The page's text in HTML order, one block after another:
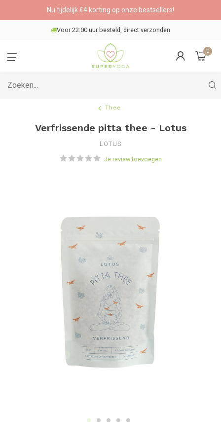
Nu tijdelijk €4 korting op onze bestsellers!
Veilig betalen
0
Thee
Verfrissende pitta thee - Lotus
LOTUS
Je review toevoegen